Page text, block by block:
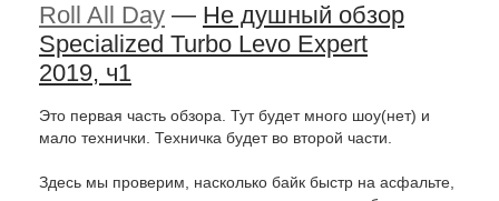
Roll All Day — Не душный обзор
Specialized Turbo Levo Expert
2019, ч1
Это первая часть обзора. Тут будет много шоу(нет) и
мало технички. Техничка будет во второй части.
Здесь мы проверим, насколько байк быстр на асфальте,